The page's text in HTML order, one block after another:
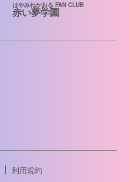
はやみねかおる FAN CLUB
赤い夢学園
利用規約